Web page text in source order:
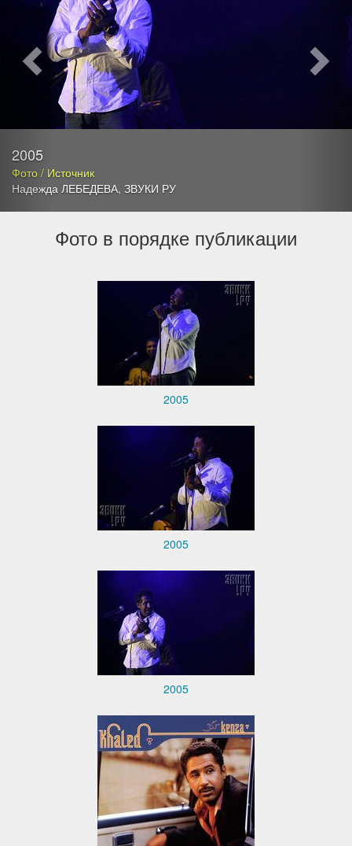
2005
Фото / Источник
Надежда ЛЕБЕДЕВА, ЗВУКИ РУ
Фото в порядке публикации
2005
2005
2005